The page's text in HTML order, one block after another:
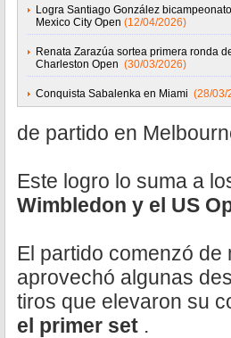
Logra Santiago González
Mexico City Open (12/04/2026)
Renata Zarazúa sortea primera ronda
Charleston Open (30/03/2026)
Conquista Sabalenka en Miami (28/03/
de partido en
Este logro lo suma a
Wimbledon y el US
El partido comenzó
aprovechó algunas
tiros que elevaron su
el primer set .